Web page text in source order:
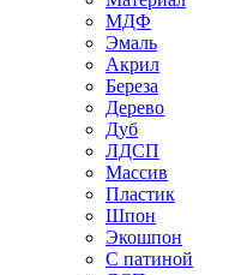
МДФ
Эмаль
Акрил
Береза
Дерево
Дуб
ЛДСП
Массив
Пластик
Шпон
Экошпон
С патиной